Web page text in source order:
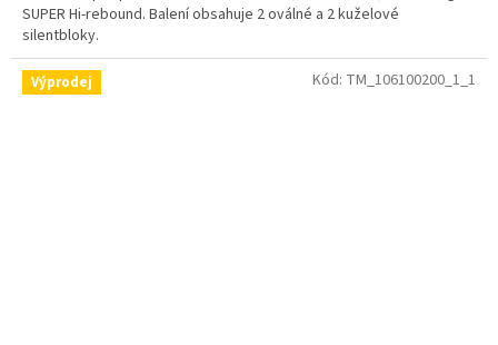
SUPER Hi-rebound. Balení obsahuje 2 oválné a 2 kuželové
silentbloky.
Výprodej Kód: TM_106100200_1_1